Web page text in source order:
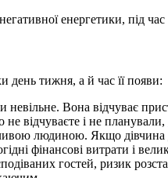
енергетики, під
день тижня, а й час її появи:
Вона відчуває
відчуваєте і не планували,
людиною. Якщо дівчина
фінансові витрати і
гостей, ризик